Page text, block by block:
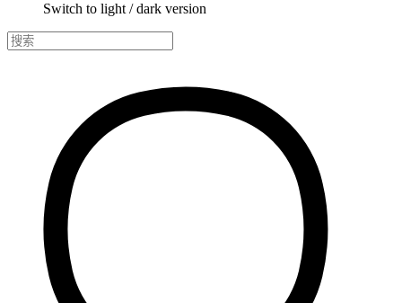
Switch to light / dark version